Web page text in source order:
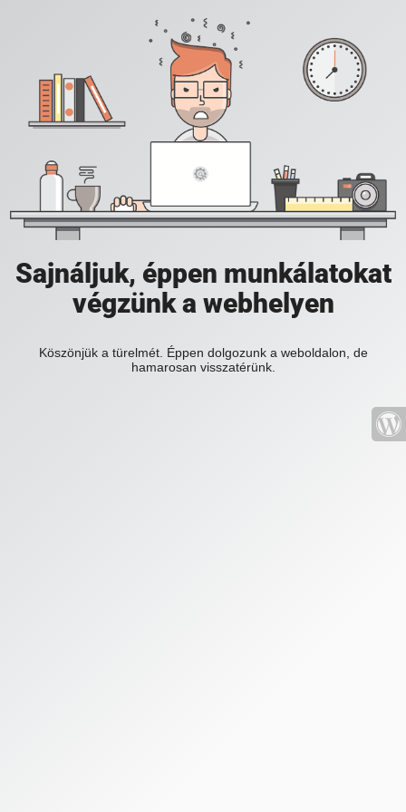
Sajnáljuk, éppen munkálatokat
végzünk a webhelyen
Köszönjük a türelmét. Éppen dolgozunk a weboldalon, de
hamarosan visszatérünk.